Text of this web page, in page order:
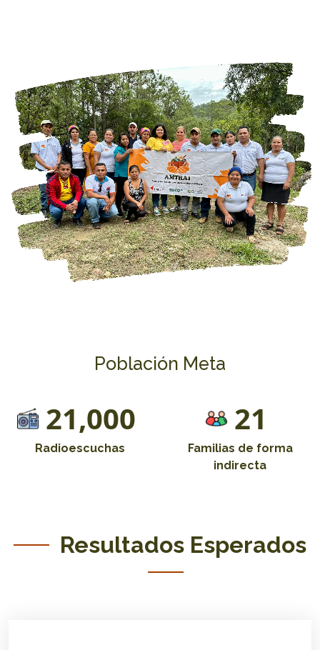
Población Meta
21,000
Radioescuchas
21
Familias de forma
indirecta
Resultados Esperados